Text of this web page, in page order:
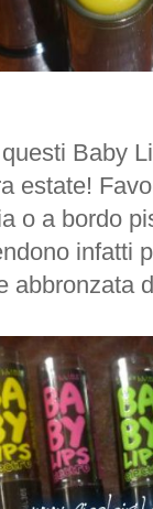
Baby
estate!
o a bordo
infatti
abbronzata